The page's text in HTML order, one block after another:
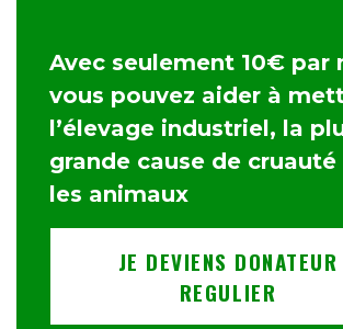
Avec seulement 10€ par
vous pouvez aider à
l’élevage industriel, la
grande cause de cruauté
les animaux
JE DEVIENS DONATEUR
REGULIER